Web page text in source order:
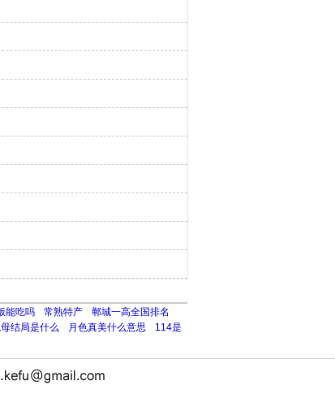
能吃吗 常熟特产
郸城一高全国排名
结局是什么 月色真美什么意思
114是